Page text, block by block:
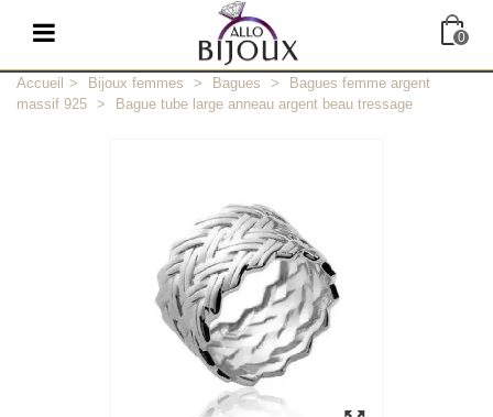
0
Accueil > Bijoux femmes > Bagues >
Bagues femme argent
massif 925 > Bague tube large anneau argent beau tressage